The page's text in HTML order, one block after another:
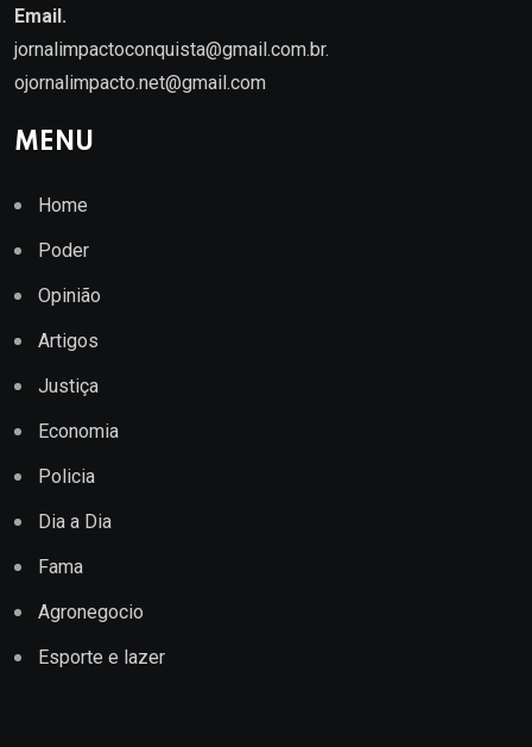
Email.
jornalimpactoconquista@gmail.com.br.
ojornalimpacto.net@gmail.com
MENU
Home
Poder
Opinião
Artigos
Justiça
Economia
Policia
Dia a Dia
Fama
Agronegocio
Esporte e lazer